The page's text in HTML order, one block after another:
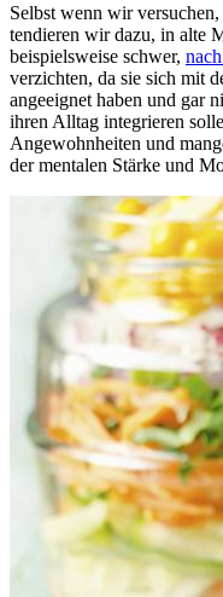
Selbst wenn wir
tendieren wir dazu, in alte
beispielsweise schwer,
verzichten, da sie sich mit
angeeignet haben und gar
ihren Alltag integrieren
Angewohnheiten und
der mentalen Stärke und